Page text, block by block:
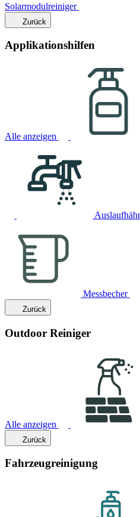
Solarmodulreiniger
Zurück
Applikationshilfen
Alle anzeigen
Messbecher
Zurück
Outdoor Reiniger
Alle anzeigen
Zurück
Fahrzeugreinigung